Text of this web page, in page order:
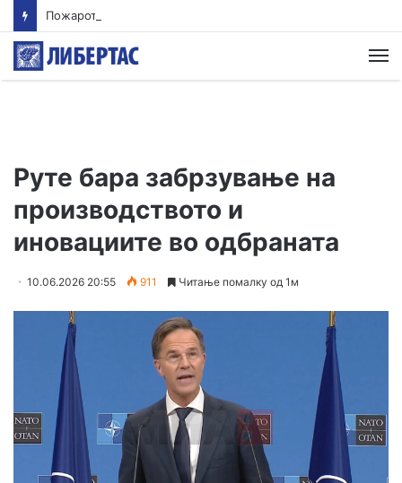
Руте бара забрзување на
производството и
иновациите во одбраната
10.06.2026 20:55 911 Читање помалку од 1м